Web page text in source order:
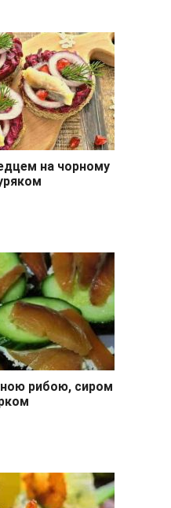
на чорному
рибою, сиром